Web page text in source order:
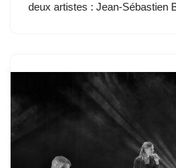
deux artistes : Jean-Sébastien